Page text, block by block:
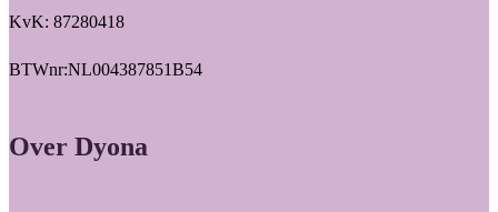
KvK: 87280418
BTWnr:NL004387851B54
Over Dyona